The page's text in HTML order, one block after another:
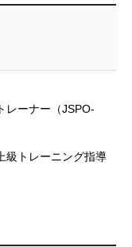
レーナー（JSPO-
級トレーニング指導